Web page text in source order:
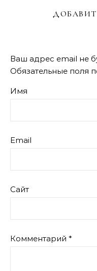
Ваш адрес email не
Обязательные поля
Имя
Email
Сайт
Комментарий *